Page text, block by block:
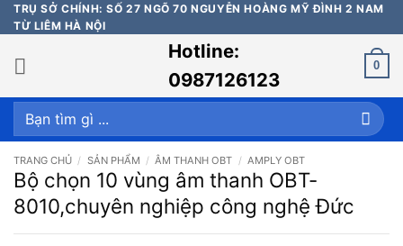
Bỏ
qua
nội
dung
TRỤ SỞ CHÍNH: SỐ 27 NGÕ 70 NGUYỄN HOÀNG MỸ ĐÌNH 2 NAM
TỪ LIÊM HÀ NỘI
Hotline:
0987126123
0
Tìm
kiếm:
TRANG CHỦ / SẢN PHẨM / ÂM THANH OBT / AMPLY OBT
Bộ chọn 10 vùng âm thanh OBT-
8010,chuyên nghiệp công nghệ Đức